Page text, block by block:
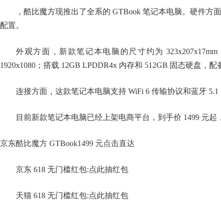
，酷比魔方现推出了全系的 GTBook 笔记本电脑。硬件方
配置。
外观方面，新款笔记本电脑的尺寸约为
1920x1080；搭载 12GB LPDDR4x 内存和 512GB 固态硬盘，
连接方面，这款笔记本电脑支持 WiFi 6 传输协议和蓝牙
目前新款笔记本电脑已经上架电商平台，到手价 1499 元
京东酷比魔方 GTBook1499 元点击直达
京东 618 无门槛红包:点此抽红包
天猫 618 无门槛红包:点此抽红包